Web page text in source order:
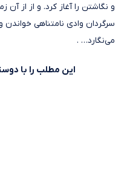
و نگاشتن را آغاز کرد. و از از
سرگردان وادی نامتناهی
می‌نگارد… .
این مطلب را با